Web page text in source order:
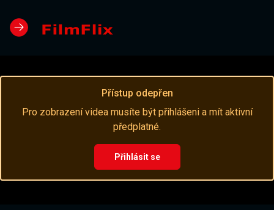
Přístup odepřen
Pro zobrazení videa musíte být přihlášeni a mít aktivní
předplatné.
Přihlásit se